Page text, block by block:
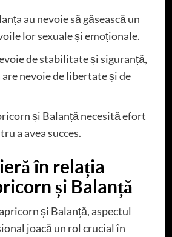
au nevoie să găsească un
lor sexuale și emoționale.
de stabilitate și siguranță,
nevoie de libertate și de
și Balanță necesită efort
a avea succes.
în relația
și Balanță
și Balanță, aspectul
joacă un rol crucial în